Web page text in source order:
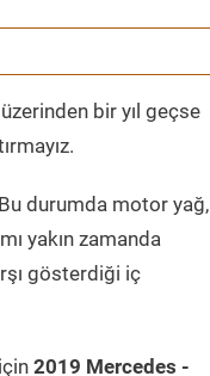
bir yıl geçse
durumda motor yağ,
yakın zamanda
gösterdiği iç
2019 Mercedes -